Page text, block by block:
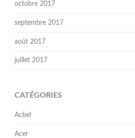
octobre 2017
septembre 2017
août 2017
juillet 2017
CATÉGORIES
Acbel
Acer